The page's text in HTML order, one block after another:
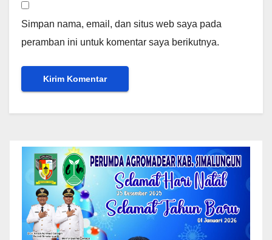
Simpan nama, email, dan situs web saya pada
peramban ini untuk komentar saya berikutnya.